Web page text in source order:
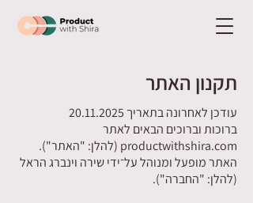
תקנון האתר
עודכן לאחרונה בתאריך 20.11.2025
ברוכות וברוכים הבאים לאתר
productwithshira.com (להלן: "האתר").
האתר מופעל ומנוהל על־ידי שירה וינברג הראל
(להלן: "החברה").